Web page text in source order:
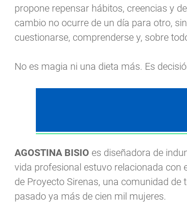
propone repensar hábitos, creencias y
cambio no ocurre de un día para otro,
cuestionarse, comprenderse y, sobre
No es magia ni una dieta más. Es
AGOSTINA BISIO es diseñadora de
vida profesional estuvo relacionada con
de Proyecto Sirenas, una comunidad
pasado ya más de cien mil mujeres.